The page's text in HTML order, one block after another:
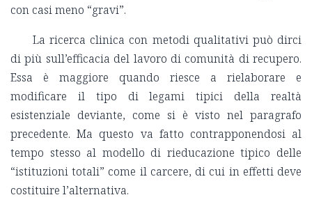
con casi meno “gravi”.
La ricerca clinica con metodi qualitativi può dirci
di più sull’efficacia del lavoro di comunità di recupero.
Essa è maggiore quando riesce a rielaborare e
modificare il tipo di legami tipici della realtà
esistenziale deviante, come si è visto nel paragrafo
precedente. Ma questo va fatto contrapponendosi al
tempo stesso al modello di rieducazione tipico delle
“istituzioni totali” come il carcere, di cui in effetti deve
costituire l’alternativa.